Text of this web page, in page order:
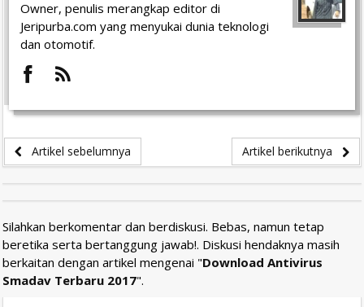
Owner, penulis merangkap editor di
Jeripurba.com yang menyukai dunia teknologi
dan otomotif.
Artikel sebelumnya Artikel berikutnya
Silahkan berkomentar dan berdiskusi. Bebas, namun tetap
beretika serta bertanggung jawab!. Diskusi hendaknya masih
berkaitan dengan artikel mengenai "Download Antivirus
Smadav Terbaru 2017".